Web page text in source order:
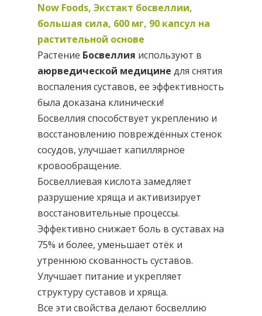
Now Foods, Экстакт босвеллии,
большая сила, 600 мг, 90 капсул на
растительной основе
Растение Босвеллия используют в
аюрведической медицине для снятия
воспаления суставов, ее эффективность
была доказана клинически!
Босвеллия способствует укреплению и
восстановлению повреждённых стенок
сосудов, улучшает капиллярное
кровообращение.
Босвеллиевая кислота замедляет
разрушение хряща и активизирует
восстановительные процессы.
Эффективно снижает боль в суставах на
75% и более, уменьшает отёк и
утреннюю скованность суставов.
Улучшает питание и укрепляет
структуру суставов и хряща.
Все эти свойства делают босвеллию